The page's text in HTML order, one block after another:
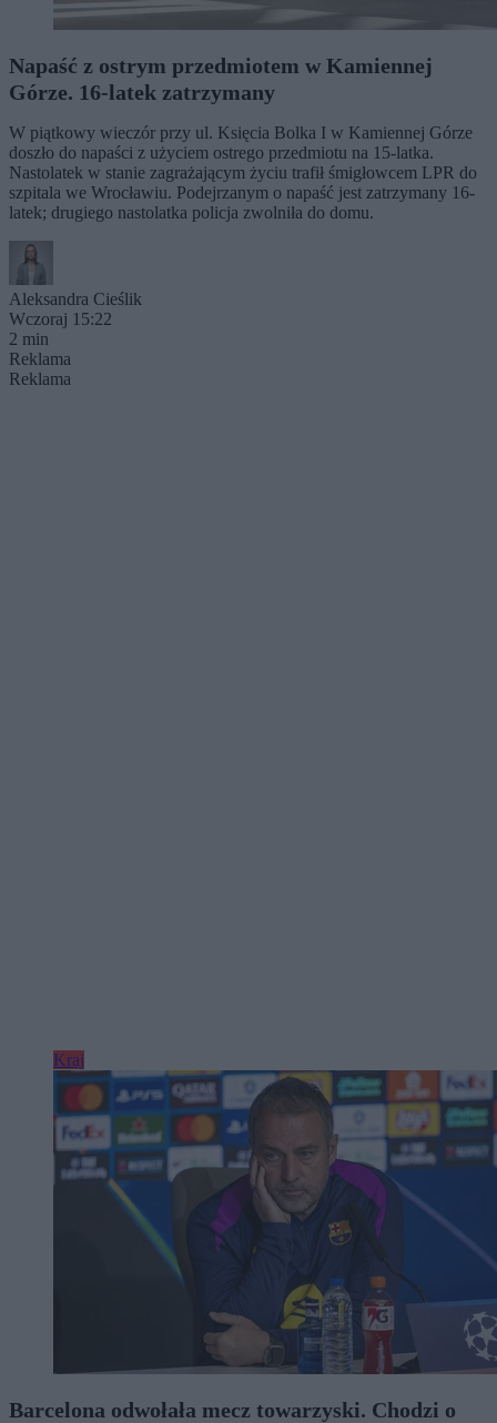
Napaść z ostrym przedmiotem w Kamiennej
Górze. 16-latek zatrzymany
W piątkowy wieczór przy ul. Księcia Bolka I w Kamiennej Górze
doszło do napaści z użyciem ostrego przedmiotu na 15-latka.
Nastolatek w stanie zagrażającym życiu trafił śmigłowcem LPR do
szpitala we Wrocławiu. Podejrzanym o napaść jest zatrzymany 16-
latek; drugiego nastolatka policja zwolniła do domu.
Aleksandra Cieślik
Wczoraj 15:22
2 min
Reklama
Reklama
Kraj
Barcelona odwołała mecz towarzyski. Chodzi o